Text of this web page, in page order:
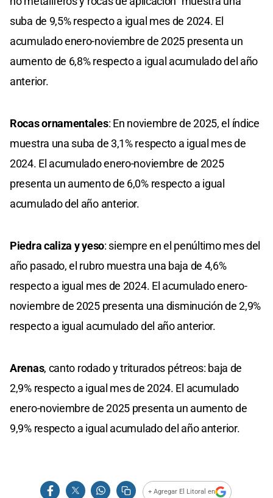
suba de 9,5% respecto a igual mes de 2024. El
acumulado enero-noviembre de 2025 presenta un
aumento de 6,8% respecto a igual acumulado del año
anterior.
Rocas ornamentales: En noviembre de 2025, el índice
muestra una suba de 3,1% respecto a igual mes de
2024. El acumulado enero-noviembre de 2025
presenta un aumento de 6,0% respecto a igual
acumulado del año anterior.
Piedra caliza y yeso: siempre en el penúltimo mes del
año pasado, el rubro muestra una baja de 4,6%
respecto a igual mes de 2024. El acumulado enero-
noviembre de 2025 presenta una disminución de 2,9%
respecto a igual acumulado del año anterior.
Arenas, canto rodado y triturados pétreos: baja de
2,9% respecto a igual mes de 2024. El acumulado
enero-noviembre de 2025 presenta un aumento de
9,9% respecto a igual acumulado del año anterior.
+ Agregar El Litoral en